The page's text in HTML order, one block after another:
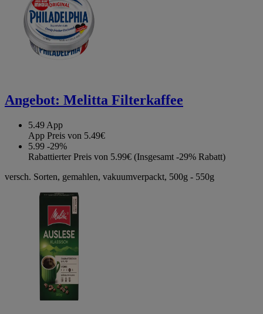
Angebot: Melitta Filterkaffee
5.49 App
App Preis von 5.49€
5.99 -29%
Rabattierter Preis von 5.99€ (Insgesamt -29% Rabatt)
versch. Sorten, gemahlen, vakuumverpackt, 500g - 550g